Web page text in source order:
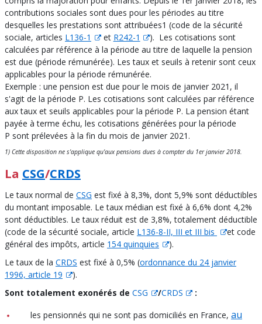
contributions sociales sont dues pour les périodes au titre
desquelles les prestations sont attribuées1 (code de la sécurité
sociale, articles L136-1 et R242-1
). Les cotisations sont
calculées par référence à la période au titre de laquelle la pension
est due (période rémunérée). Les taux et seuils à retenir sont ceux
applicables pour la période rémunérée.
Exemple : une pension est due pour le mois de janvier 2021, il
s'agit de la période P. Les cotisations sont calculées par référence
aux taux et seuils applicables pour la période P. La pension étant
payée à terme échu, les cotisations générées pour la période
P sont prélevées à la fin du mois de janvier 2021.
1) Cette disposition ne s'applique qu'aux pensions dues à compter du 1er janvier 2018.
La CSG/CRDS
Le taux normal de CSG est fixé à 8,3%, dont 5,9% sont déductibles
du montant imposable. Le taux médian est fixé à 6,6% dont 4,2%
sont déductibles. Le taux réduit est de 3,8%, totalement déductible
(code de la sécurité sociale, article L136-8-II, III et III bis
et code
général des impôts, article 154 quinquies
).
Le taux de la CRDS est fixé à 0,5% (ordonnance du 24 janvier
1996, article 19
).
Sont totalement exonérés de CSG /CRDS
:
les pensionnés qui ne sont pas domiciliés en France, au